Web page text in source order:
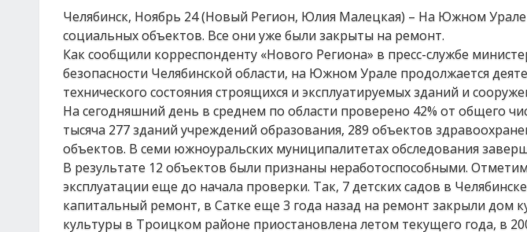
Челябинск, Ноябрь 24 (Новый Регион, Юлия Малецкая) – На Южном
социальных объектов. Все они уже были закрыты на ремонт.
Как сообщили корреспонденту «Нового Региона» в пресс-службе
безопасности Челябинской области, на Южном Урале продолжается
технического состояния строящихся и эксплуатируемых зданий и
На сегодняшний день в среднем по области проверено 42% от общего
тысяча 277 зданий учреждений образования, 289 объектов
объектов. В семи южноуральских муниципалитетах обследования
В результате 12 объектов были признаны неработоспособными.
эксплуатации еще до начала проверки. Так, 7 детских садов в
капитальный ремонт, в Сатке еще 3 года назад на ремонт закрыли дом
культуры в Троицком районе приостановлена летом текущего года, в